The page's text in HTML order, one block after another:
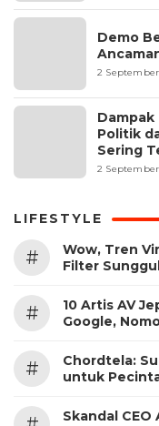
Demo
2
Politik
Sering
2
LIFESTYLE
#
Wow, Tren
Filter
#
10 Artis AV
Google,
#
Chordtela:
untuk
Skandal